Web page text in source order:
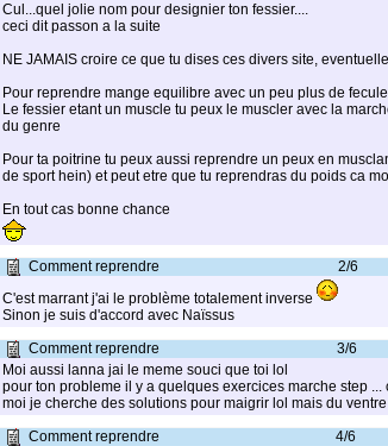
Cul...quel jolie nom pour designier ton fessier....
ceci dit passon a la suite
NE JAMAIS croire ce que tu dises ces divers site,
Pour reprendre mange equilibre avec un peu plus de
Le fessier etant un muscle tu peux le muscler avec la
du genre
Pour ta poitrine tu peux aussi reprendre un peux en
de sport hein) et peut etre que tu reprendras du poids ca
En tout cas bonne chance
Comment reprendre 2/6
C'est marrant j'ai le problème totalement inverse
Sinon je suis d'accord avec Naïssus
Comment reprendre
3/6
Moi aussi lanna jai le meme souci que toi lol
pour ton probleme il y a quelques exercices marche step
moi je cherche des solutions pour maigrir lol mais du ventre
Comment reprendre
4/6